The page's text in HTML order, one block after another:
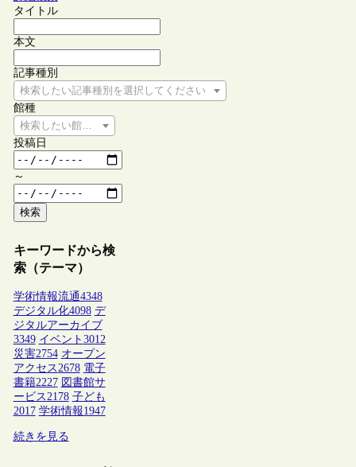
タイトル
本文
記事種別
検索したい記事種別を選択してください
館種
検索したい館種を選択してください
投稿日
～
検索
キーワードから検
索（テーマ）
学術情報流通4348
デジタル化4098 デ
ジタルアーカイブ
3349 イベント 3012
災害2754 オープン
アクセス2678 電子
書籍2227 図書館サ
ービス2178 子ども
2017 学術情報1947
続きを見る